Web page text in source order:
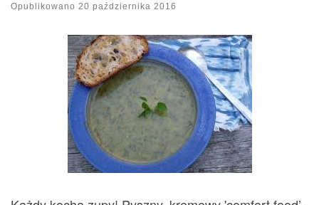
Opublikowano 20 października 2016